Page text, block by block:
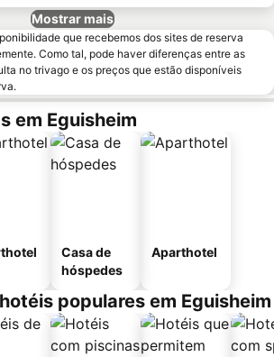
Mostrar mais
que recebemos dos sites de reserva
Como tal, pode haver diferenças entre as
no trivago e os preços que estão disponíveis
em Eguisheim
Casa de
hóspedes
Aparthotel
populares em Eguisheim